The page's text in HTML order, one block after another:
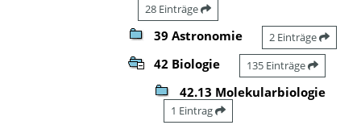
28 Einträge
39 Astronomie 2 Einträge
42 Biologie 135 Einträge
42.13 Molekularbiologie
1 Eintrag